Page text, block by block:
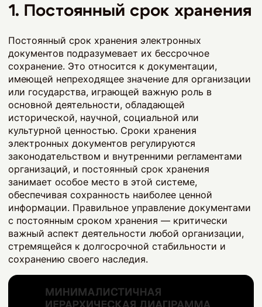
1. Постоянный срок хранения
Постоянный срок хранения электронных
документов подразумевает их бессрочное
сохранение. Это относится к документации,
имеющей непреходящее значение для организации
или государства, играющей важную роль в
основной деятельности, обладающей
исторической, научной, социальной или
культурной ценностью. Сроки хранения
электронных документов регулируются
законодательством и внутренними регламентами
организаций, и постоянный срок хранения
занимает особое место в этой системе,
обеспечивая сохранность наиболее ценной
информации. Правильное управление документами
с постоянным сроком хранения — критически
важный аспект деятельности любой организации,
стремящейся к долгосрочной стабильности и
сохранению своего наследия.